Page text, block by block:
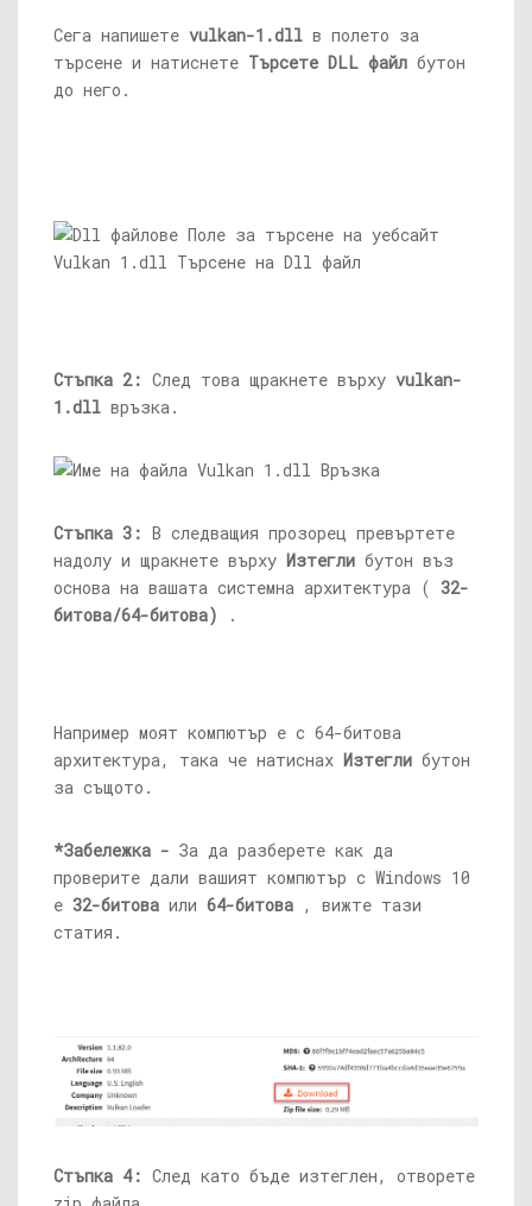
Сега напишете vulkan-1.dll в полето за
търсене и натиснете Търсете DLL файл бутон
до него.
Стъпка 2: След това щракнете върху vulkan-
1.dll връзка.
Стъпка 3: В следващия прозорец превъртете
надолу и щракнете върху Изтегли бутон въз
основа на вашата системна архитектура ( 32-
битова/64-битова)
.
Например моят компютър е с 64-битова
архитектура, така че натиснах Изтегли бутон
за същото.
*Забележка - За да разберете как да
проверите дали вашият компютър с Windows 10
е 32-битова или 64-битова , вижте тази
статия.
Стъпка 4: След като бъде изтеглен, отворете